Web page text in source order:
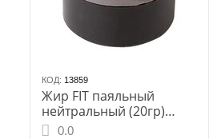
КОД: 13859
Жир FIT паяльный
нейтральный (20гр)
(60553i)
0.0